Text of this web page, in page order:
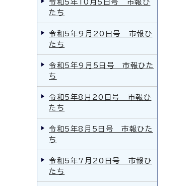
令和5年10月5日号 市報ひ
たち
令和5年9月20日号 市報ひ
たち
令和5年9月5日号 市報ひた
ち
令和5年8月20日号 市報ひ
たち
令和5年8月5日号 市報ひた
ち
令和5年7月20日号 市報ひ
たち